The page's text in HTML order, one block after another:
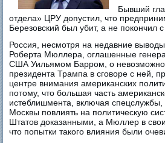
Бывший
отдела» ЦРУ допустил, что
Березовский был убит, а не покончил
Россия, несмотря на недавние
Роберта Мюллера, оглашенные
США Уильямом Барром, о
президента Трампа в сговоре с ней,
центре внимания американских
потому, что большая часть
истеблишмента, включая спецслужбы,
Москвы повлиять на политическую
Штатов доказанными, а Мюллер в
что попытки такого влияния были